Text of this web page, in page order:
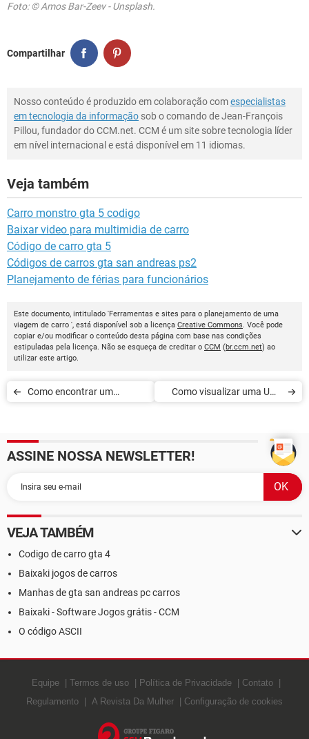
Foto: © Amos Bar-Zeev - Unsplash.
Compartilhar
Nosso conteúdo é produzido em colaboração comespecialistas
em tecnologia da informação sob o comando de Jean-François
Pillou, fundador do CCM.net. CCM é um site sobre tecnologia líder
em nível internacional e está disponível em 11 idiomas.
Veja também
Carro monstro gta 5 codigo
Baixar video para multimidia de carro
Código de carro gta 5
Códigos de carros gta san andreas ps2
Planejamento de férias para funcionários
Este documento, intitulado 'Ferramentas e sites para o planejamento de uma
viagem de carro ', está disponível sob a licença Creative Commons. Você pode
copiar e/ou modificar o conteúdo desta página com base nas condições
estipuladas pela licença. Não se esqueça de creditar o CCM (br.ccm.net) ao
utilizar este artigo.
Como encontrar um
IP
Como visualizar uma URL
ASSINE NOSSA NEWSLETTER!
VEJA TAMBÉM
Codigo de carro gta 4
Baixaki jogos de carros
Manhas de gta san andreas pc carros
Baixaki - Software Jogos grátis - CCM
O código ASCII
Equipe Termos de uso Política de Privacidade
Contato
Regulamento
A Revista Da Mulher Configuração de cookies